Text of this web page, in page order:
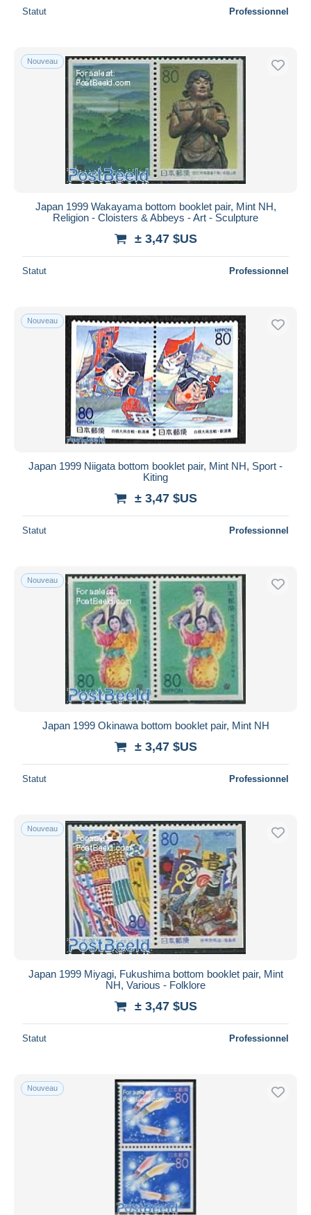
Statut Professionnel
Nouveau
Japan 1999 Wakayama bottom booklet pair, Mint NH,
Religion - Cloisters & Abbeys - Art - Sculpture
± 3,47 $US
Statut Professionnel
Nouveau
Japan 1999 Niigata bottom booklet pair, Mint NH, Sport -
Kiting
± 3,47 $US
Statut Professionnel
Nouveau
Japan 1999 Okinawa bottom booklet pair, Mint NH
± 3,47 $US
Statut Professionnel
Nouveau
Japan 1999 Miyagi, Fukushima bottom booklet pair, Mint
NH, Various - Folklore
± 3,47 $US
Statut Professionnel
Nouveau